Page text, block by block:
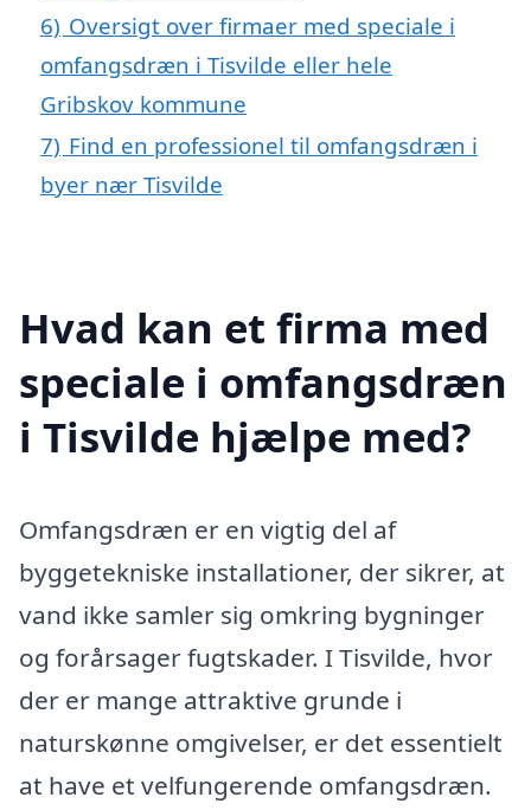
6) Oversigt over firmaer med speciale i
omfangsdræn i Tisvilde eller hele
Gribskov kommune
7) Find en professionel til omfangsdræn i
byer nær Tisvilde
Hvad kan et firma med
speciale i omfangsdræn
i Tisvilde hjælpe med?
Omfangsdræn er en vigtig del af
byggetekniske installationer, der sikrer, at
vand ikke samler sig omkring bygninger
og forårsager fugtskader. I Tisvilde, hvor
der er mange attraktive grunde i
naturskønne omgivelser, er det essentielt
at have et velfungerende omfangsdræn.